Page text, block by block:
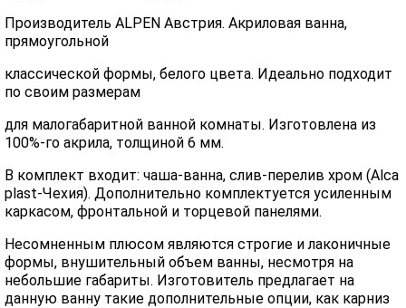
Производитель ALPEN Австрия. Акриловая ванна,
прямоугольной
классической формы, белого цвета. Идеально подходит
по своим размерам
для малогабаритной ванной комнаты. Изготовлена из
100%-го акрила, толщиной 6 мм.
В комплект входит: чаша-ванна, слив-перелив хром (Alca
plast-Чехия). Дополнительно комплектуется усиленным
каркасом, фронтальной и торцевой панелями.
Несомненным плюсом являются строгие и лаконичные
формы, внушительный объем ванны, несмотря на
небольшие габариты. Изготовитель предлагает на
данную ванну такие дополнительные опции, как карниз